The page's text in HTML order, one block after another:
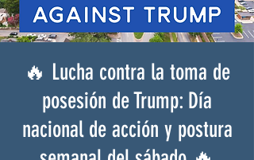
🔥 Lucha contra la toma de
posesión de Trump: Día
nacional de acción y postura